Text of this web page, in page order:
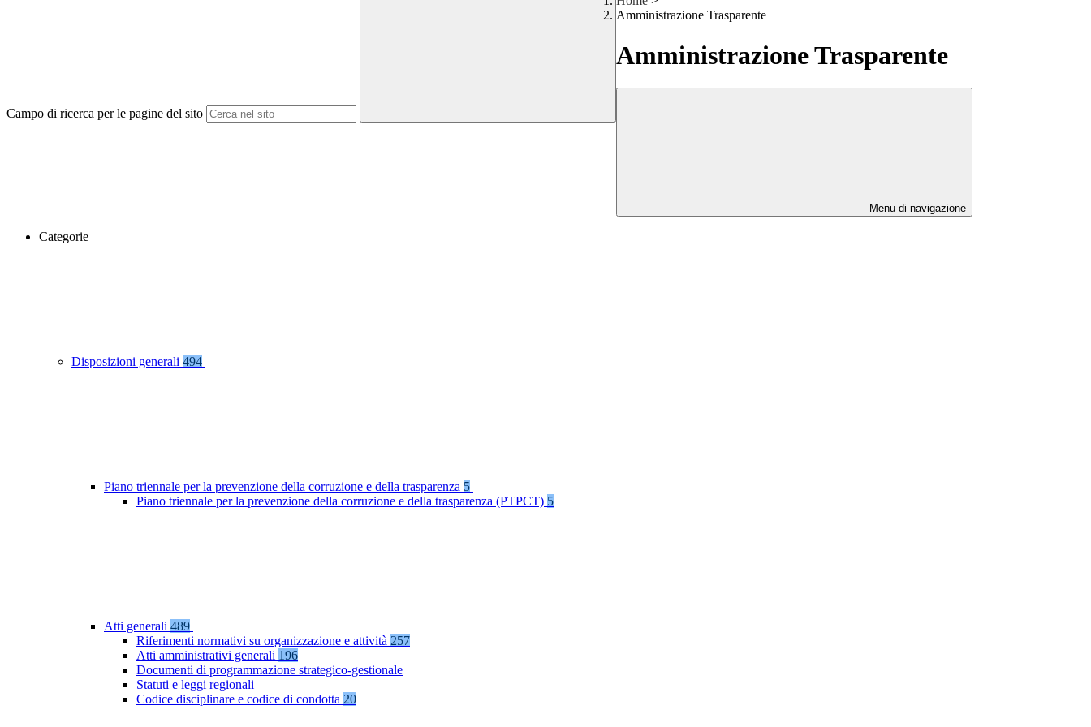
Campo di ricerca per le pagine del sito
Amministrazione Trasparente
Amministrazione Trasparente
Menu di navigazione
Categorie
Disposizioni generali 494
Piano triennale per la prevenzione della corruzione e della trasparenza 5
Piano triennale per la prevenzione della corruzione e della trasparenza (PTPCT) 5
Atti generali 489
Riferimenti normativi su organizzazione e attività 257
Atti amministrativi generali 196
Documenti di programmazione strategico-gestionale
Statuti e leggi regionali
Codice disciplinare e codice di condotta 20